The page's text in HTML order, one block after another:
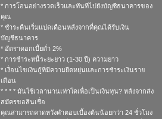
* การโอนอย่างรวดเร็วและทันทีไปยังบัญชีธนาคารของ
คุณ
* ชําระคืนเริ่มแปดเดือนหลังจากที่คุณได้รับเงิน
บัญชีธนาคาร
* อัตราดอกเบี้ยต่ำ 2%
* การชำระหนี้ระยะยาว (1-30 ปี) ความยาว
* เงื่อนไขเงินกู้ที่มีความยืดหยุ่นและการชำระเงินราย
เดือน
* * * * มันใช้เวลานานเท่าใดเพื่อเป็นเงินทุน? หลังจากส่ง
สมัครขอสินเชื่อ
คุณสามารถคาดหวังคำตอบเบื้องต้นน้อยกว่า 24 ชั่วโมง